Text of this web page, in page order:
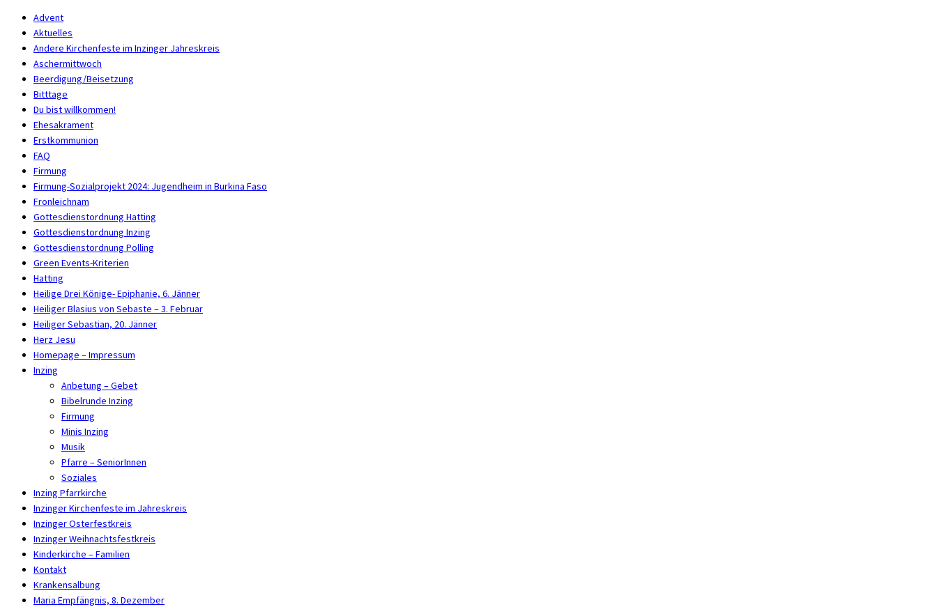
Advent
Aktuelles
Andere Kirchenfeste im Inzinger Jahreskreis
Aschermittwoch
Beerdigung/Beisetzung
Bitttage
Du bist willkommen!
Ehesakrament
Erstkommunion
FAQ
Firmung
Firmung-Sozialprojekt 2024: Jugendheim in Burkina Faso
Fronleichnam
Gottesdienstordnung Hatting
Gottesdienstordnung Inzing
Gottesdienstordnung Polling
Green Events-Kriterien
Hatting
Heilige Drei Könige- Epiphanie, 6. Jänner
Heiliger Blasius von Sebaste – 3. Februar
Heiliger Sebastian, 20. Jänner
Herz Jesu
Homepage – Impressum
Inzing
Anbetung – Gebet
Bibelrunde Inzing
Firmung
Minis Inzing
Musik
Pfarre – SeniorInnen
Soziales
Inzing Pfarrkirche
Inzinger Kirchenfeste im Jahreskreis
Inzinger Osterfestkreis
Inzinger Weihnachtsfestkreis
Kinderkirche – Familien
Kontakt
Krankensalbung
Maria Empfängnis, 8. Dezember